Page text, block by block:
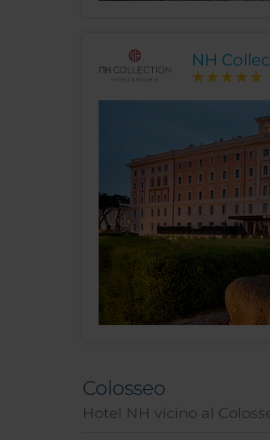
NH
Colosseo
Hotel NH vicino al